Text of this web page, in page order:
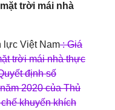
trời mái nhà
lực Việt Nam: Giá
trời mái nhà thực
định số
2020 của Thủ
khuyến khích